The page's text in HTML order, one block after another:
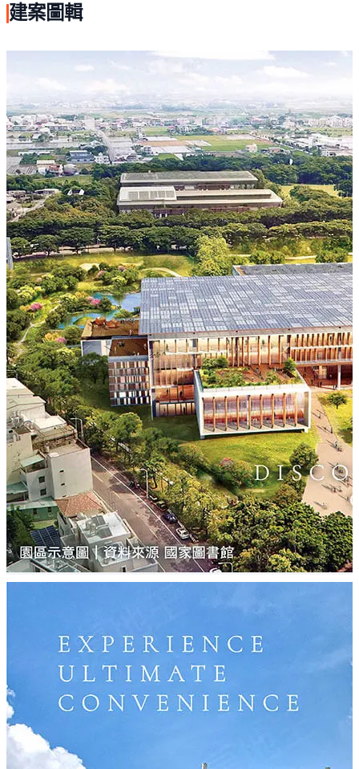
• 相鄰新營體育園區，佔地約5萬3千坪，設有田徑場、羽
球館、游泳池、籃球場、網球場、健身中心……等，還有
一處全新的兒童特色遊戲場，帶孩子一起養成運動的習
慣。
• 400米近享新營家樂福商圈，商場內麥當勞、三商巧福、
西堤牛排、洋城義大利餐廳等豐富美食，應有盡有。
新營首座頂規建材
• 全室內標配杜邦SPC地板，防水防潮，耐磨又耐刮
• 主客"雙浴室"標配TOTO馬桶和TOTO免治馬桶、TOTO四
合一暖風機
• 氣密窗、LOW-E 5+5雙層強化玻璃，反射遠紅外熱輻射
• 廚房標配BOSCH洗碗機、石英石檯面、林內雙口玻璃檯
面瓦斯爐、隱藏式排油煙機
建案圖輯